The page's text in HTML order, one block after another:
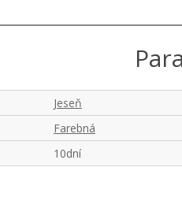
Jeseň
Farebná
10dní